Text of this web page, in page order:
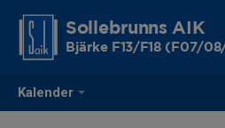
Kalender
Sollebrunns AIK
Bjärke F13/F18 (F07/